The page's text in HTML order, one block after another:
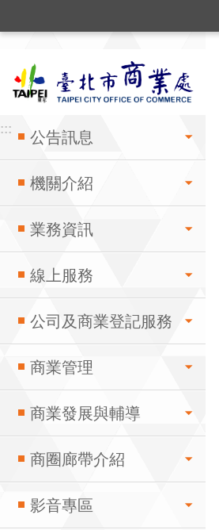
::: 公告訊息
機關介紹
業務資訊
線上服務
公司及商業登記服務
商業管理
商業發展與輔導
商圈廊帶介紹
影音專區